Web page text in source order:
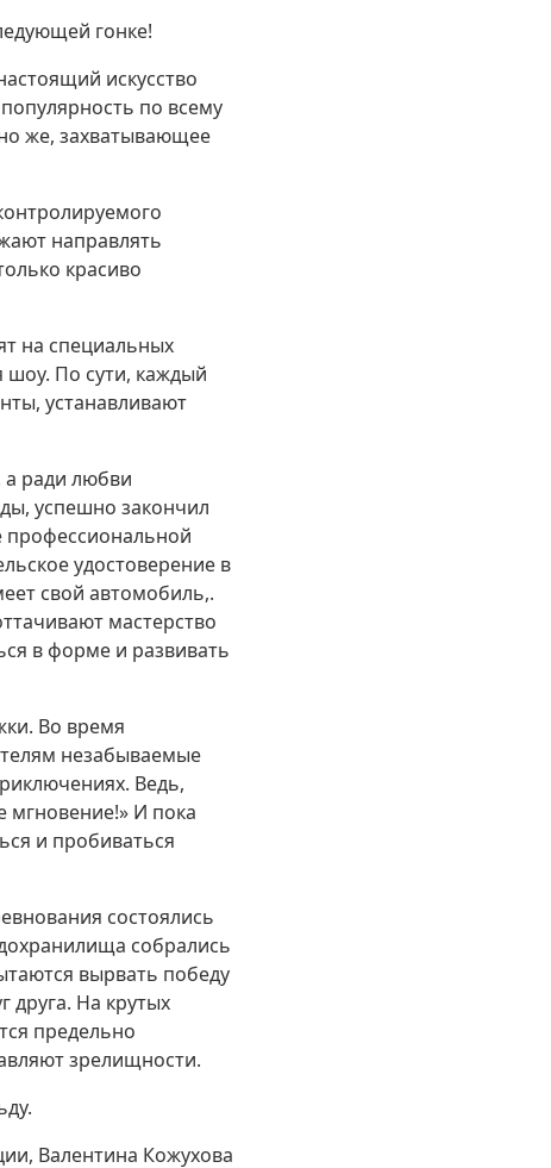
гонке!
искусство
по всему
же, захватывающее
направлять
красиво
на специальных
шоу. По сути, каждый
устанавливают
а ради любви
успешно закончил
профессиональной
удостоверение в
свой автомобиль,.
мастерство
в форме и развивать
Во время
незабываемые
Ведь,
мгновение!» И пока
и пробиваться
состоялись
собрались
вырвать победу
друга. На крутых
предельно
зрелищности.
Валентина Кожухова